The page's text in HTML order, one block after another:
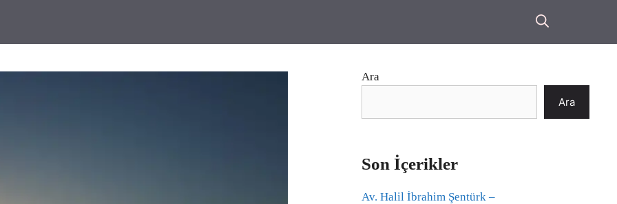
Ara
Ara
Son İçerikler
Av. Halil İbrahim Şentürk –